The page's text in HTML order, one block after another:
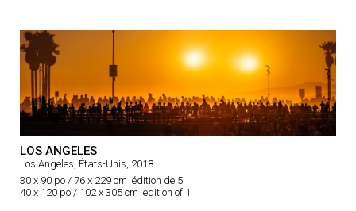
LOS ANGELES
Los Angeles, États-Unis, 2018
30 x 90 po / 76 x 229 cm édition de 5
40 x 120 po / 102 x 305 cm edition of 1